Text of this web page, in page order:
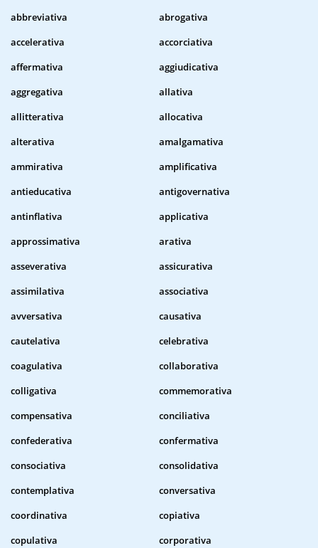
abbreviativa
abrogativa
accelerativa
accorciativa
affermativa
aggiudicativa
aggregativa
allativa
allitterativa
allocativa
alterativa
amalgamativa
ammirativa
amplificativa
antieducativa
antigovernativa
antinflativa
applicativa
approssimativa
arativa
asseverativa
assicurativa
assimilativa
associativa
avversativa
causativa
cautelativa
celebrativa
coagulativa
collaborativa
colligativa
commemorativa
compensativa
conciliativa
confederativa
confermativa
consociativa
consolidativa
contemplativa
conversativa
coordinativa
copiativa
copulativa
corporativa